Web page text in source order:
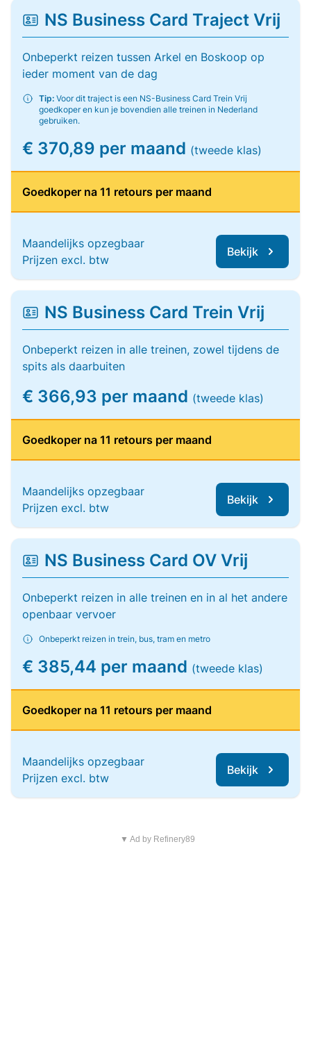
NS Business Card Traject Vrij
Onbeperkt reizen tussen Arkel en Boskoop op
ieder moment van de dag
Tip: Voor dit traject is een NS-Business Card Trein Vrij
goedkoper en kun je bovendien alle treinen in Nederland
gebruiken.
€ 370,89 per maand (tweede klas)
Goedkoper na 11 retours per maand
Maandelijks opzegbaar
Prijzen excl. btw
Bekijk
NS Business Card Trein Vrij
Onbeperkt reizen in alle treinen, zowel tijdens de
spits als daarbuiten
€ 366,93 per maand (tweede klas)
Goedkoper na 11 retours per maand
Maandelijks opzegbaar
Prijzen excl. btw
Bekijk
NS Business Card OV Vrij
Onbeperkt reizen in alle treinen en in al het andere
openbaar vervoer
Onbeperkt reizen in trein, bus, tram en metro
€ 385,44 per maand (tweede klas)
Goedkoper na 11 retours per maand
Maandelijks opzegbaar
Prijzen excl. btw
Bekijk
▼ Ad by Refinery89